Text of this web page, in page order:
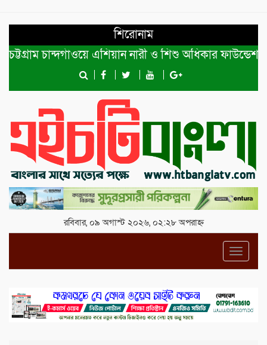
শিরোনাম
চান্দগাঁওয়ে এশিয়ান নারী ও শিশু অধিকার ফাউন্ডেশনের
রবিবার, ০৯ অগাস্ট ২০২৬, ০২:২৮ অপরাহ্ন